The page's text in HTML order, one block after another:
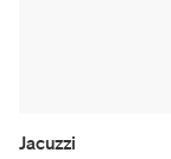
Jacuzzi